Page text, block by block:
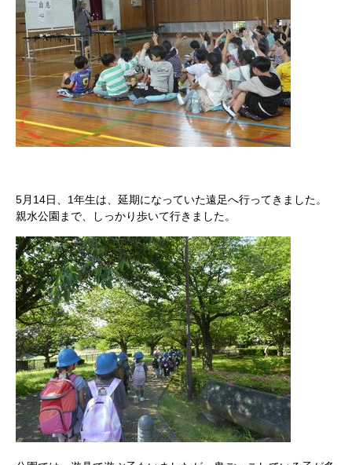
5月14日、1年生は、延期になっていた遠足へ行ってきました。
親水公園まで、しっかり歩いて行きました。